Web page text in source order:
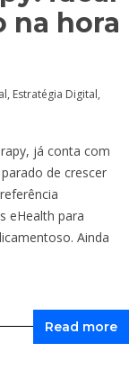
na hora
, Estratégia Digital,
já conta com
de crescer
eHealth para
Ainda
Read more